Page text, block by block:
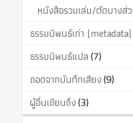
หนังสือรวมเล่ม/ตัดบางส่
ธรรมนิพนธ์เก่า (metadata)
ธรรมนิพนธ์แปล (7)
ถอดจากบันทึกเสียง(9)
ผู้อื่นเขียนถึง(3)